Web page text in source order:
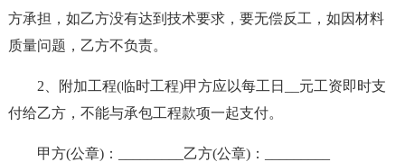
方承担，如乙方没有达到技术要求，要无偿反工，如因材料
质量问题，乙方不负责。
2、附加工程(临时工程)甲方应以每工日__元工资即时支
付给乙方，不能与承包工程款项一起支付。
甲方(公章)：_________乙方(公章)：_________